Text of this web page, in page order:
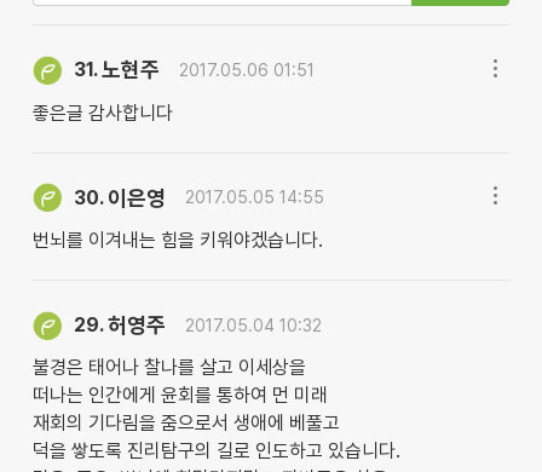
31.노현주 2017.05.06 01:51
좋은글 감사합니다
30. 이은영 2017.05.05 14:55
번뇌를 이겨내는 힘을 키워야겠습니다.
29.허영주 2017.05.04 10:32
불경은 태어나 찰나를 살고 이세상을
떠나는 인간에게 윤회를 통하여 먼 미래
재회의 기다림을 줌으로서 생애에 베풀고
덕을 쌓도록 진리탐구의 길로 인도하고 있습니다.